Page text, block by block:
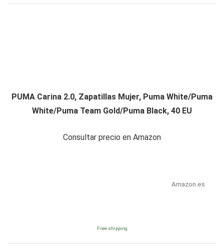
PUMA Carina 2.0, Zapatillas Mujer, Puma White/Puma
White/Puma Team Gold/Puma Black, 40 EU
Consultar precio en Amazon
Amazon.es
Free shipping